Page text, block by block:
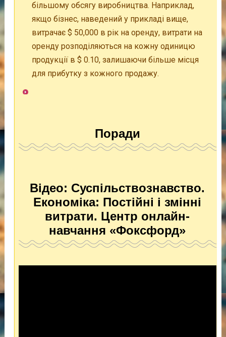
більшому обсягу виробництва. Наприклад,
якщо бізнес, наведений у прикладі вище,
витрачає $ 50,000 в рік на оренду, витрати на
оренду розподіляються на кожну одиницю
продукції в $ 0.10, залишаючи більше місця
для прибутку з кожного продажу.
Поради
Відео: Суспільствознавство.
Економіка: Постійні і змінні
витрати. Центр онлайн-
навчання «Фоксфорд»